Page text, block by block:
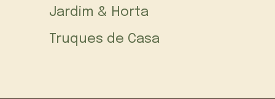
Jardim & Horta
Truques de Casa